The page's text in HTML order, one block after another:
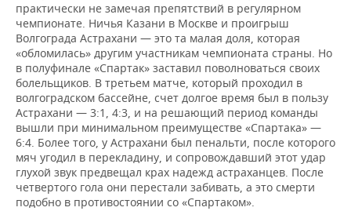
практически не замечая препятствий в регулярном
чемпионате. Ничья Казани в Москве и проигрыш
Волгограда Астрахани — это та малая доля, которая
«обломилась» другим участникам чемпионата страны. Но
в полуфинале «Спартак» заставил поволноваться своих
болельщиков. В третьем матче, который проходил в
волгоградском бассейне, счет долгое время был в пользу
Астрахани — 3:1, 4:3, и на решающий период команды
вышли при минимальном преимуществе «Спартака» —
6:4. Более того, у Астрахани был пенальти, после которого
мяч угодил в перекладину, и сопровождавший этот удар
глухой звук предвещал крах надежд астраханцев. После
четвертого гола они перестали забивать, а это смерти
подобно в противостоянии со «Спартаком».